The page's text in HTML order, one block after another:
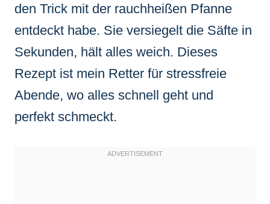
den Trick mit der rauchheißen Pfanne
entdeckt habe. Sie versiegelt die Säfte in
Sekunden, hält alles weich. Dieses
Rezept ist mein Retter für stressfreie
Abende, wo alles schnell geht und
perfekt schmeckt.